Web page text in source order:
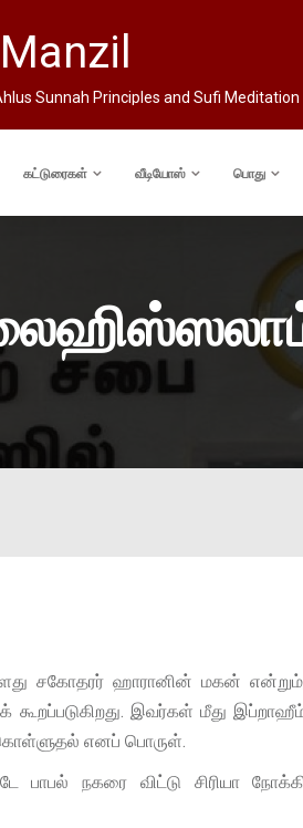
Sunnah Principles and Sufi Meditation
கட்டுரைகள் வீடியோஸ் பொது
சகோதரர் ஹாரானின் மகன்
இவர்கள் மீது
எனப் பொருள்.
நகரை விட்டு சிரியா